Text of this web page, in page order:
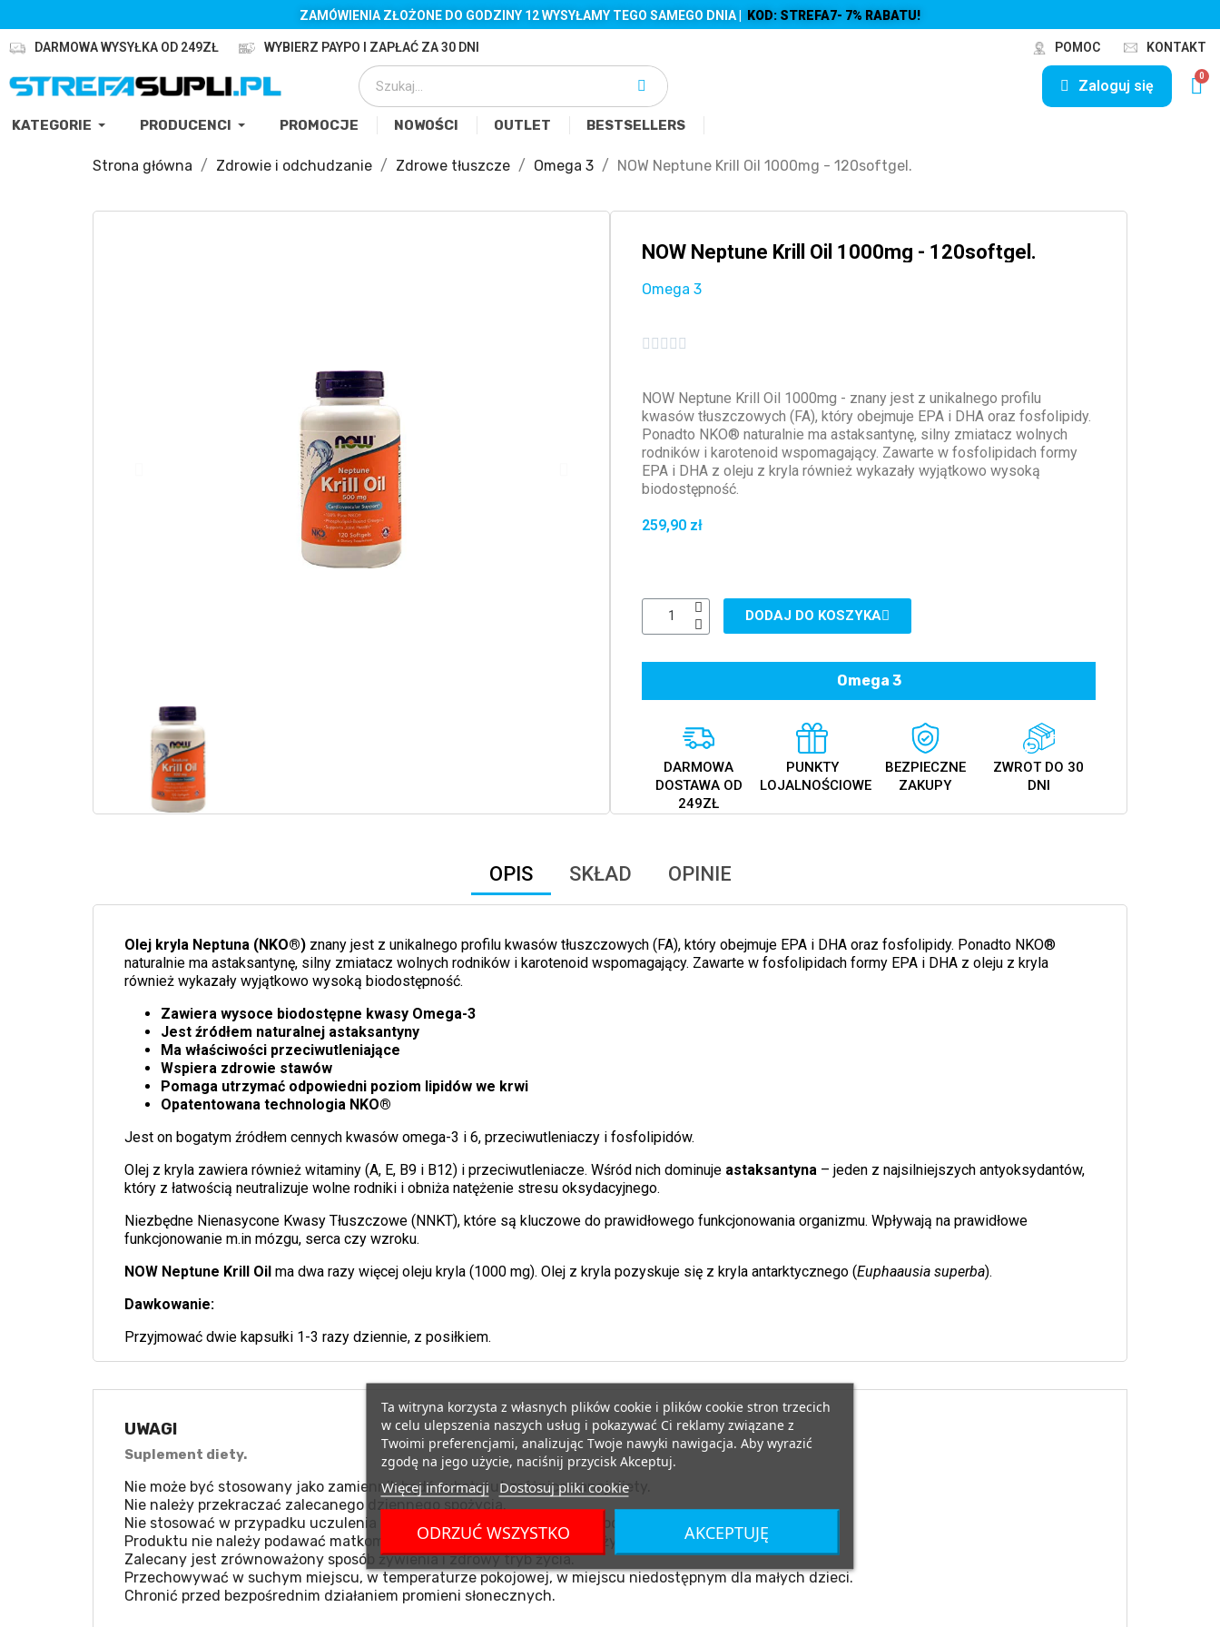
ZAMÓWIENIA ZŁOŻONE DO GODZINY 12 WYSYŁAMY TEGO SAMEGO DNIA | KOD: STREFA7- 7% RABATU!
DARMOWA WYSYŁKA OD 249ZŁ WYBIERZ PAYPO I ZAPŁAĆ ZA 30 DNI POMOC KONTAKT
Zaloguj się
KATEGORIE PRODUCENCI PROMOCJE NOWOŚCI OUTLET BESTSELLERS
Strona główna Zdrowie i odchudzanie Zdrowe tłuszcze Omega 3 NOW Neptune Krill Oil 1000mg - 120softgel.
NOW Neptune Krill Oil 1000mg - 120softgel.
Omega 3
    
NOW Neptune Krill Oil 1000mg - znany jest z unikalnego profilu
kwasów tłuszczowych (FA), który obejmuje EPA i DHA oraz fosfolipidy.
Ponadto NKO® naturalnie ma astaksantynę, silny zmiatacz wolnych
rodników i karotenoid wspomagający. Zawarte w fosfolipidach formy
EPA i DHA z oleju z kryla również wykazały wyjątkowo wysoką
biodostępność.
259,90 zł
DODAJ DO KOSZYKA
Omega 3
DARMOWA
DOSTAWA OD
249ZŁ
PUNKTY
LOJALNOŚCIOWE
BEZPIECZNE
ZAKUPY
ZWROT DO 30
DNI
OPIS SKŁAD OPINIE
Olej kryla Neptuna (NKO®) znany jest z unikalnego profilu kwasów tłuszczowych (FA), który obejmuje EPA i DHA oraz fosfolipidy. Ponadto NKO®
naturalnie ma astaksantynę, silny zmiatacz wolnych rodników i karotenoid wspomagający. Zawarte w fosfolipidach formy EPA i DHA z oleju z kryla
również wykazały wyjątkowo wysoką biodostępność.
Zawiera wysoce biodostępne kwasy Omega-3
Jest źródłem naturalnej astaksantyny
Ma właściwości przeciwutleniające
Wspiera zdrowie stawów
Pomaga utrzymać odpowiedni poziom lipidów we krwi
Opatentowana technologia NKO®
Jest on bogatym źródłem cennych kwasów omega-3 i 6, przeciwutleniaczy i fosfolipidów.
Olej z kryla zawiera również witaminy (A, E, B9 i B12) i przeciwutleniacze. Wśród nich dominuje astaksantyna – jeden z najsilniejszych antyoksydantów,
który z łatwością neutralizuje wolne rodniki i obniża natężenie stresu oksydacyjnego.
Niezbędne Nienasycone Kwasy Tłuszczowe (NNKT), które są kluczowe do prawidłowego funkcjonowania organizmu. Wpływają na prawidłowe
funkcjonowanie m.in mózgu, serca czy wzroku.
NOW Neptune Krill Oil ma dwa razy więcej oleju kryla (1000 mg). Olej z kryla pozyskuje się z kryla antarktycznego (Euphaausia superba).
Dawkowanie:
Przyjmować dwie kapsułki 1-3 razy dziennie, z posiłkiem.
UWAGI
Suplement diety.
Nie może być stosowany jako zamiennik bądź substytut zróżnicowanej diety.
Nie należy przekraczać zalecanego dziennego spożycia.
Nie stosować w przypadku uczulenia na którykolwiek ze składników produktu.
Produktu nie należy podawać matkom karmiącym oraz kobietom w ciąży.
Zalecany jest zrównoważony sposób żywienia i zdrowy tryb życia.
Przechowywać w suchym miejscu, w temperaturze pokojowej, w miejscu niedostępnym dla małych dzieci.
Chronić przed bezpośrednim działaniem promieni słonecznych.
Ta witryna korzysta z własnych plików cookie i plików cookie stron trzecich
w celu ulepszenia naszych usług i pokazywać Ci reklamy związane z
Twoimi preferencjami, analizując Twoje nawyki nawigacja. Aby wyrazić
zgodę na jego użycie, naciśnij przycisk Akceptuj.
Więcej informacji Dostosuj pliki cookie
ODRZUĆ WSZYSTKO AKCEPTUJĘ